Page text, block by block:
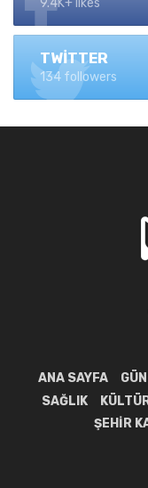
9.4K+ likes
TWITTER
134 followers
ANA SAYFA
SAĞLIK
ŞEHIR